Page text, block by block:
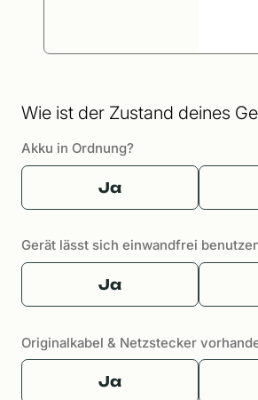
Wie ist der Zustand deines
Akku in Ordnung?
Ja
Gerät lässt sich einwandfrei
Ja
Originalkabel & Netzstecker
Ja